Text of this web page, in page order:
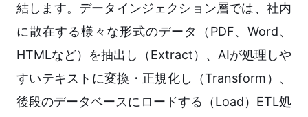
結します。データインジェクション層では、社内
に散在する様々な形式のデータ（PDF、Word、
HTMLなど）を抽出し（Extract）、AIが処理しや
すいテキストに変換・正規化し（Transform）、
後段のデータベースにロードする（Load）ETL処